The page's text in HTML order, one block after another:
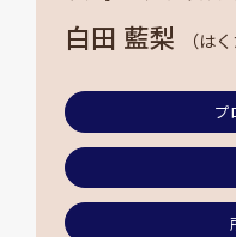
白田 藍梨 （は
プ